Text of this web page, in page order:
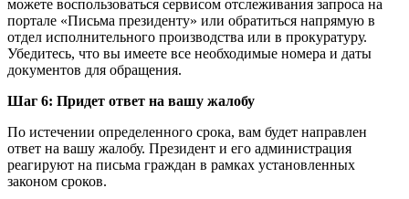
можете воспользоваться сервисом отслеживания запроса на
портале «Письма президенту» или обратиться напрямую в
отдел исполнительного производства или в прокуратуру.
Убедитесь, что вы имеете все необходимые номера и даты
документов для обращения.
Шаг 6: Придет ответ на вашу жалобу
По истечении определенного срока, вам будет направлен
ответ на вашу жалобу. Президент и его администрация
реагируют на письма граждан в рамках установленных
законом сроков.